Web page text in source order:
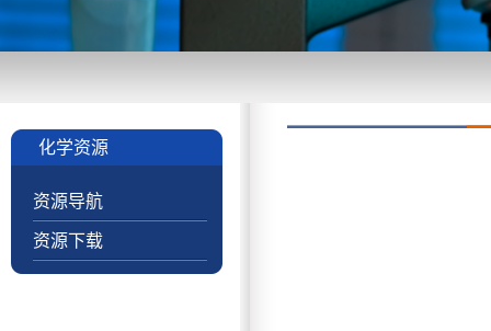
化学资源
资源导航
资源下载